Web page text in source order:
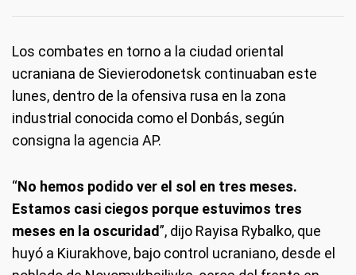
Los combates en torno a la ciudad oriental
ucraniana de Sievierodonetsk continuaban este
lunes, dentro de la ofensiva rusa en la zona
industrial conocida como el Donbás, según
consigna la agencia AP.
“No hemos podido ver el sol en tres meses.
Estamos casi ciegos porque estuvimos tres
meses en la oscuridad”, dijo Rayisa Rybalko, que
huyó a Kiurakhove, bajo control ucraniano, desde el